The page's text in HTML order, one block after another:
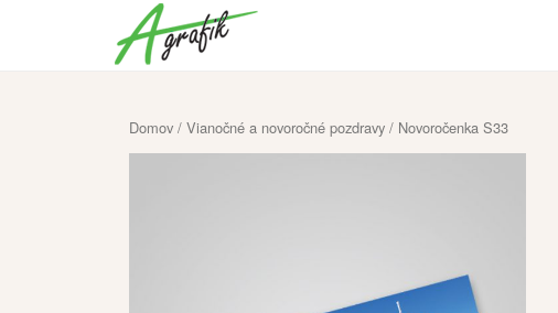
Domov / Vianočné a novoročné pozdravy / Novoročenka S33